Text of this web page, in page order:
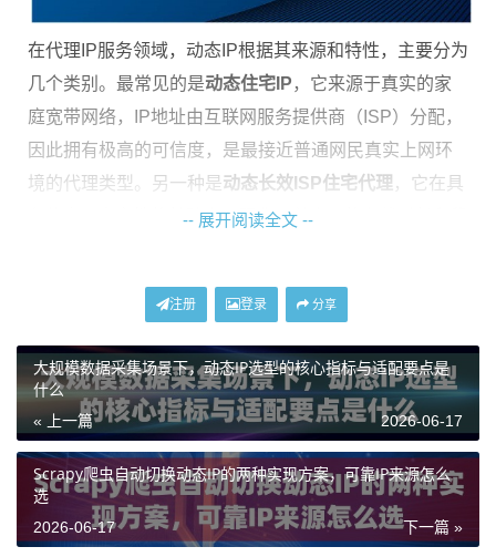
在代理IP服务领域，动态IP根据其来源和特性，主要分为
几个类别。最常见的是动态住宅IP ，它来源于真实的家
庭宽带网络，IP地址由互联网服务提供商（ISP）分配，
因此拥有极高的可信度，是最接近普通网民真实上网环
境的代理类型。另一种是动态长效ISP住宅代理 ，它在具
备住宅IP真实性的基础上，强化了单次IP的在线时长和稳
业级动态住宅IP，通常面向业务规模更大、对IP纯净度和
地区覆盖广度有更高要求的企业用户。
动态IP选型的核心步骤
面对市场上众多的代理IP产品，新手往往感到困惑。一
个清晰的选型步骤能帮助你快速找到匹配需求的方案。
第一步：明确你的核心业务场景。这是所有选择的起
点。你需要问自己：我的爬虫主要用来做什么？是每天
-- 展开阅读全文 --
注册 登录 分享
大规模数据采集场景下，动态IP选型的核心指标与适配要点是
什么
« 上一篇 2026-06-17
Scrapy爬虫自动切换动态IP的两种实现方案，可靠IP来源怎么
选
下一篇 »
2026-06-17